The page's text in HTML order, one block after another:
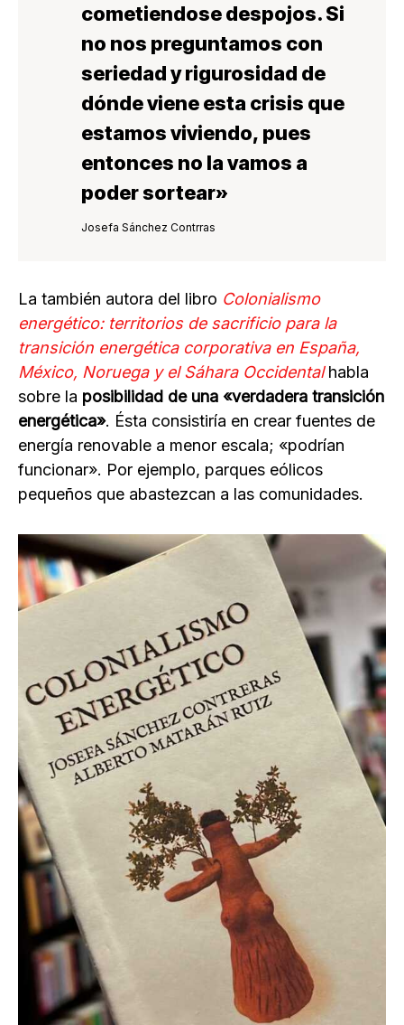
cometiendose despojos. Si
no nos preguntamos con
seriedad y rigurosidad de
dónde viene esta crisis que
estamos viviendo, pues
entonces no la vamos a
poder sortear»
Josefa Sánchez Contrras
La también autora del libro Colonialismo
energético: territorios de sacrificio para la
transición energética corporativa en España,
México, Noruega y el Sáhara Occidentalhabla
sobre la posibilidad de una «verdadera transición
energética». Ésta consistiría en crear fuentes de
energía renovable a menor escala; «podrían
funcionar». Por ejemplo, parques eólicos
pequeños que abastezcan a las comunidades.